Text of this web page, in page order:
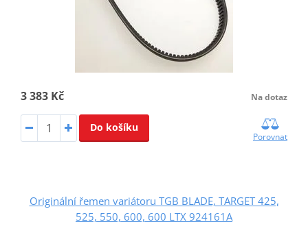
3 383 Kč Na dotaz
Do košíku
Porovnat
Originální řemen variátoru TGB BLADE, TARGET 425,
525, 550, 600, 600 LTX 924161A